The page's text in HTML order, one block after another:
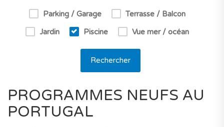
Parking / Garage
Terrasse / Balcon
Jardin
Piscine Vue mer / océan
Rechercher
PROGRAMMES NEUFS AU
PORTUGAL